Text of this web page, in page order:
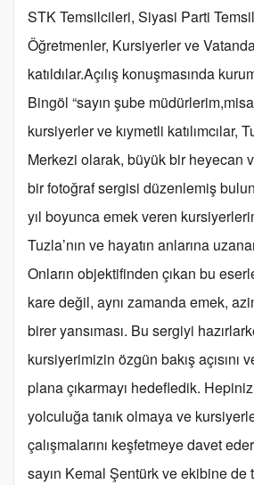
STK Temsilcileri, Siyasi Parti
Öğretmenler, Kursiyerler ve
katıldılar.Açılış konuşmasında
Bingöl “sayın şube
kursiyerler ve kıymetli katılımcılar,
Merkezi olarak, büyük bir heyecan
bir fotoğraf sergisi düzenlemiş
yıl boyunca emek veren
Tuzla’nın ve hayatın anlarına
Onların objektifinden çıkan bu
kare değil, aynı zamanda emek,
birer yansıması. Bu sergiyi
kursiyerimizin özgün bakış açısını
plana çıkarmayı hedefledik.
yolculuğa tanık olmaya ve
çalışmalarını keşfetmeye davet
sayın Kemal Şentürk ve ekibine de